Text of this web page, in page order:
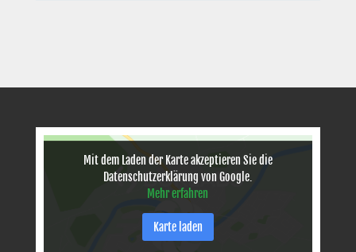
Mit dem Laden der Karte akzeptieren Sie die
Datenschutzerklärung von Google.
Mehr erfahren
Karte laden